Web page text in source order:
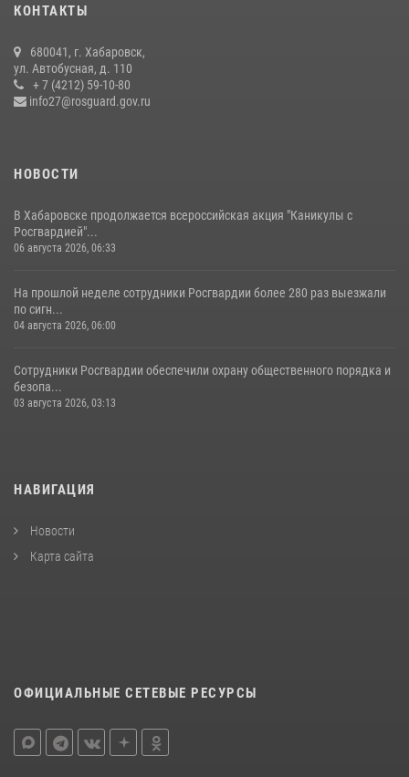
КОНТАКТЫ
680041, г. Хабаровск,
ул. Автобусная, д. 110
+ 7 (4212) 59-10-80
info27@rosguard.gov.ru
НОВОСТИ
В Хабаровске продолжается всероссийская акция "Каникулы с
Росгвардией"...
06 августа 2026, 06:33
На прошлой неделе сотрудники Росгвардии более 280 раз выезжали
по сигн...
04 августа 2026, 06:00
Сотрудники Росгвардии обеспечили охрану общественного порядка и
безопа...
03 августа 2026, 03:13
НАВИГАЦИЯ
Новости
Карта сайта
ОФИЦИАЛЬНЫЕ СЕТЕВЫЕ РЕСУРСЫ